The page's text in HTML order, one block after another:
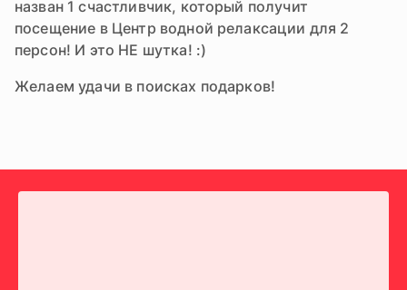
назван 1 счастливчик, который получит
посещение в Центр водной релаксации для 2
персон! И это НЕ шутка! :)
Желаем удачи в поисках подарков!